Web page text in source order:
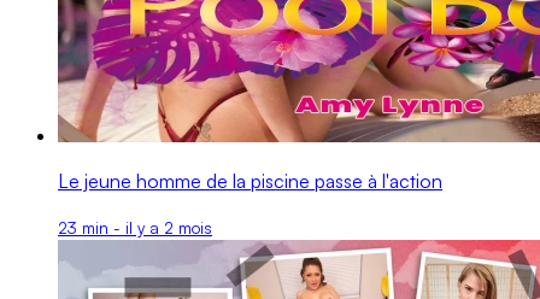
Le jeune homme de la piscine passe à l'action
23 min - il y a 2 mois